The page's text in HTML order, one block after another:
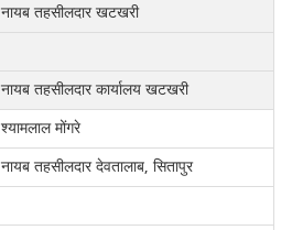
नायब तहसीलदार खटखरी
नायब तहसीलदार कार्यालय खटखरी
श्यामलाल मोंगरे
नायब तहसीलदार देवतालाब, सितापुर